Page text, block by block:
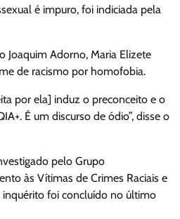
é impuro, foi indiciada pela
Joaquim Adorno, Maria Elizete
de racismo por homofobia.
por ela] induz o preconceito e o
É um discurso de ódio”, disse o
pelo Grupo
às Vítimas de Crimes Raciais e
foi concluído no último